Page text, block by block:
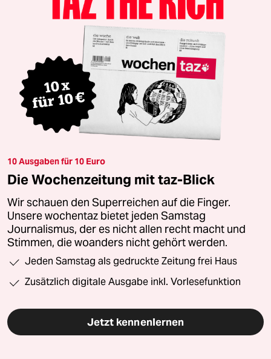
10 Ausgaben für 10 Euro
Die Wochenzeitung mit taz-Blick
Wir schauen den Superreichen auf die Finger.
Unsere wochentaz bietet jeden Samstag
Journalismus, der es nicht allen recht macht und
Stimmen, die woanders nicht gehört werden.
Jeden Samstag als gedruckte Zeitung frei Haus
Zusätzlich digitale Ausgabe inkl. Vorlesefunktion
Jetzt kennenlernen